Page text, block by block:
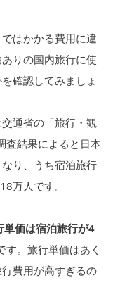
はかかる費用に違
りの国内旅行に使
確認してみましょ
通省の「旅行・観
査結果によると日本
り、うち宿泊旅行
万人です。
単価は宿泊旅行が4
す。旅行単価はあく
費用が高すぎるの